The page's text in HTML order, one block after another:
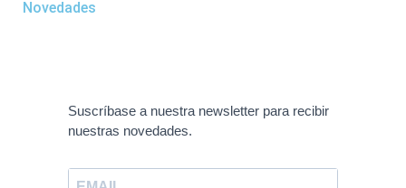
Novedades
Suscríbase a nuestra newsletter para recibir
nuestras novedades.